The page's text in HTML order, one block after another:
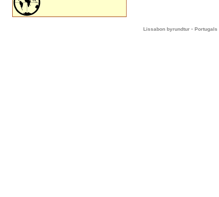
Lissabon byrundtur - Portugals